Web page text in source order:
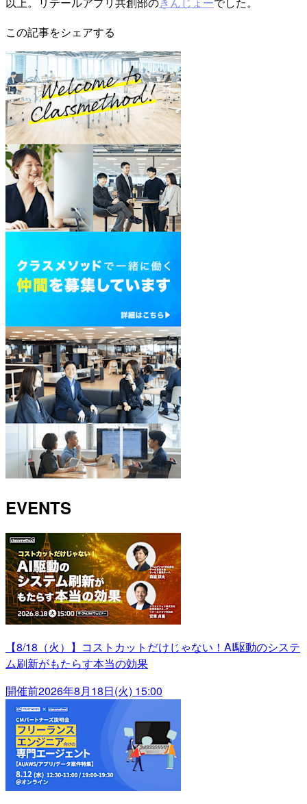
この記事をシェアする
EVENTS
【8/18（火）】コストカットだけじゃない！AI駆動のシステ
ム刷新がもたらす本当の効果
開催前2026年8月18日(火) 15:00